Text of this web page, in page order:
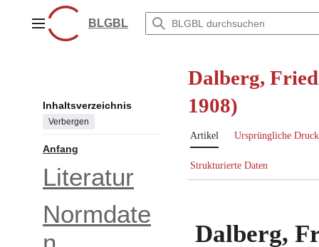
springenHauptmenüBLGBL
Inhaltsverzeichnis
Verbergen
Anfang
Literatur
Normdate
Dalberg,
1908)
Artikel Ursprüngliche
Strukturierte Daten
Dalberg,